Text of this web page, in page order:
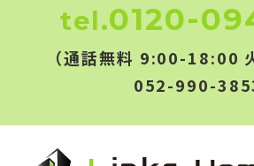
tel.0120-
（通話無料 9:00-18:00
052-990-